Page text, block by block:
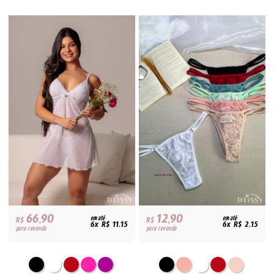
R$66,90
para revenda
em até
6x R$ 11,15 R$12,90
para revenda
em até
6x R$ 2,15